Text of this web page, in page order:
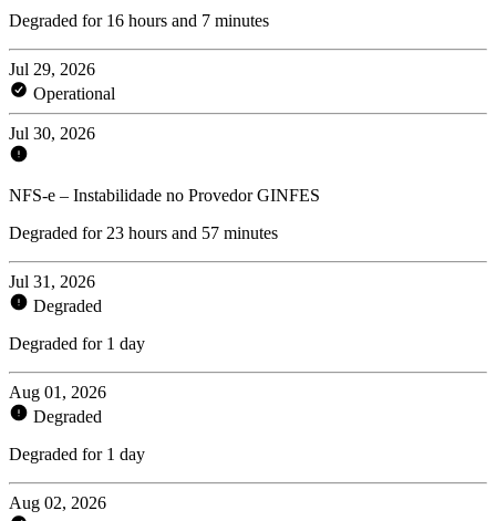
Degraded for 16 hours and 7 minutes
Jul 29, 2026
Operational
Jul 30, 2026
NFS-e – Instabilidade no Provedor GINFES
Degraded for 23 hours and 57 minutes
Jul 31, 2026
Degraded
Degraded for 1 day
Aug 01, 2026
Degraded
Degraded for 1 day
Aug 02, 2026